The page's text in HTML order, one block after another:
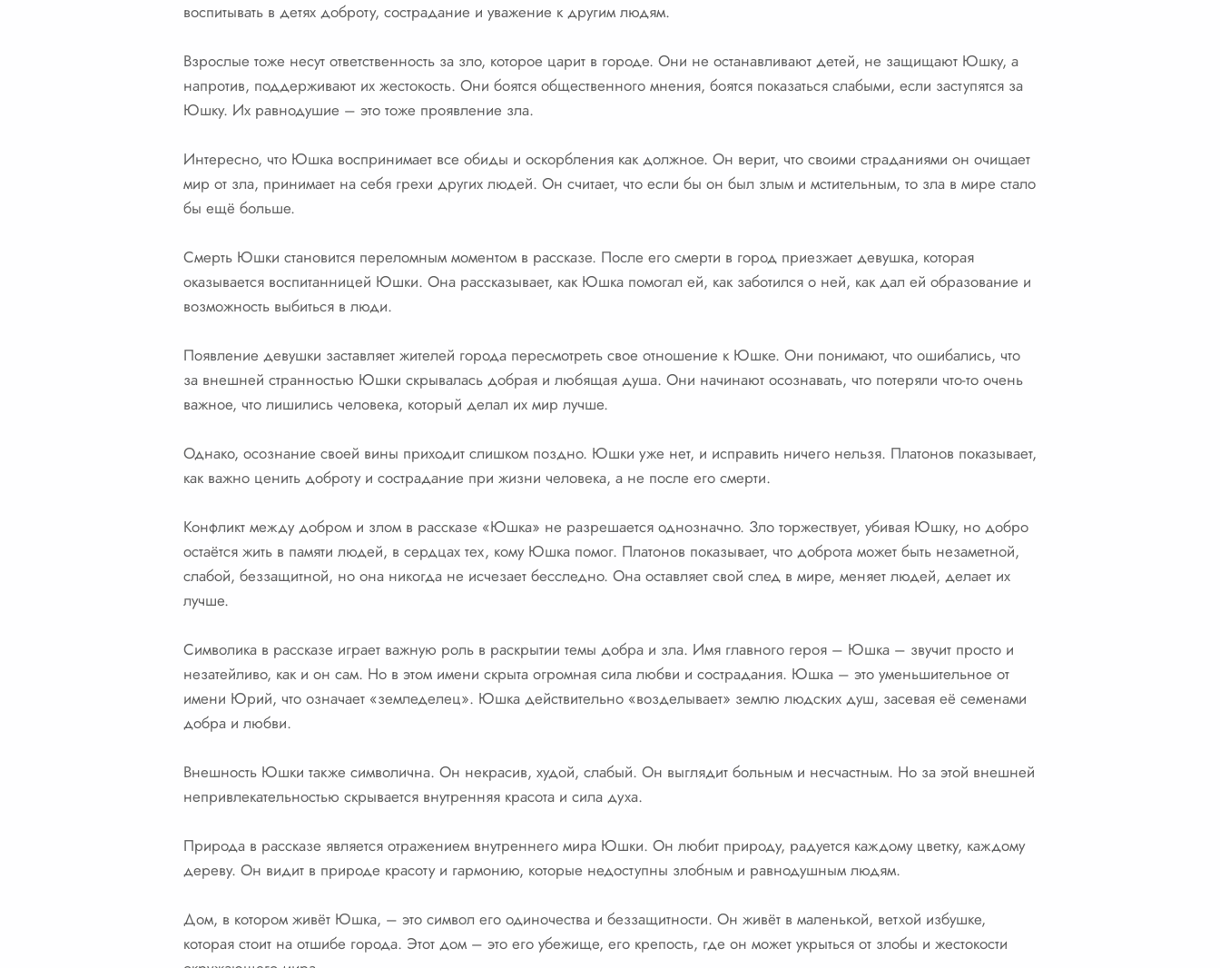
воспитывать в детях доброту, сострадание и уважение к другим людям.
Взрослые тоже несут ответственность за зло, которое царит в городе. Они не останавливают детей, не защищают Юшку, а
напротив, поддерживают их жестокость. Они боятся общественного мнения, боятся показаться слабыми, если заступятся за
Юшку. Их равнодушие – это тоже проявление зла.
Интересно, что Юшка воспринимает все обиды и оскорбления как должное. Он верит, что своими страданиями он очищает
мир от зла, принимает на себя грехи других людей. Он считает, что если бы он был злым и мстительным, то зла в мире стало
бы ещё больше.
Смерть Юшки становится переломным моментом в рассказе. После его смерти в город приезжает девушка, которая
оказывается воспитанницей Юшки. Она рассказывает, как Юшка помогал ей, как заботился о ней, как дал ей образование и
возможность выбиться в люди.
Появление девушки заставляет жителей города пересмотреть свое отношение к Юшке. Они понимают, что ошибались, что
за внешней странностью Юшки скрывалась добрая и любящая душа. Они начинают осознавать, что потеряли что-то очень
важное, что лишились человека, который делал их мир лучше.
Однако, осознание своей вины приходит слишком поздно. Юшки уже нет, и исправить ничего нельзя. Платонов показывает,
как важно ценить доброту и сострадание при жизни человека, а не после его смерти.
Конфликт между добром и злом в рассказе «Юшка» не разрешается однозначно. Зло торжествует, убивая Юшку, но добро
остаётся жить в памяти людей, в сердцах тех, кому Юшка помог. Платонов показывает, что доброта может быть незаметной,
слабой, беззащитной, но она никогда не исчезает бесследно. Она оставляет свой след в мире, меняет людей, делает их
лучше.
Символика в рассказе играет важную роль в раскрытии темы добра и зла. Имя главного героя – Юшка – звучит просто и
незатейливо, как и он сам. Но в этом имени скрыта огромная сила любви и сострадания. Юшка – это уменьшительное от
имени Юрий, что означает «земледелец». Юшка действительно «возделывает» землю людских душ, засевая её семенами
добра и любви.
Внешность Юшки также символична. Он некрасив, худой, слабый. Он выглядит больным и несчастным. Но за этой внешней
непривлекательностью скрывается внутренняя красота и сила духа.
Природа в рассказе является отражением внутреннего мира Юшки. Он любит природу, радуется каждому цветку, каждому
дереву. Он видит в природе красоту и гармонию, которые недоступны злобным и равнодушным людям.
Дом, в котором живёт Юшка, – это символ его одиночества и беззащитности. Он живёт в маленькой, ветхой избушке,
которая стоит на отшибе города. Этот дом – это его убежище, его крепость, где он может укрыться от злобы и жестокости